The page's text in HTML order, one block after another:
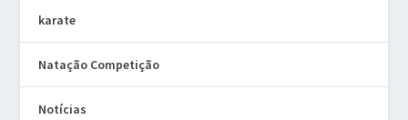
karate
Natação Competição
Notícias